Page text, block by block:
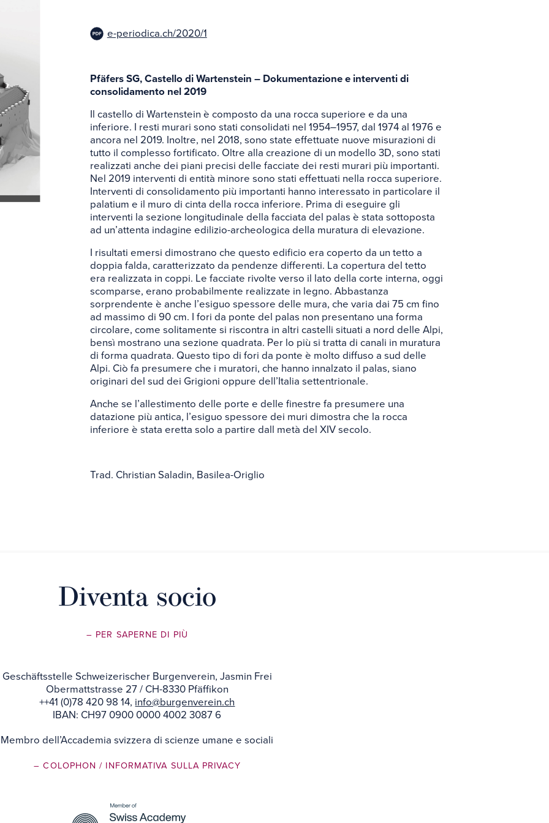
e-periodica.ch/2020/1
Pfäfers SG, Castello di Wartenstein – Dokumentazione e interventi di
consolidamento nel 2019
Il castello di Wartenstein è composto da una rocca superiore e da una
inferiore. I resti murari sono stati consolidati nel 1954–1957, dal 1974 al 1976 e
ancora nel 2019. Inoltre, nel 2018, sono state effettuate nuove misurazioni di
tutto il complesso fortificato. Oltre alla creazione di un modello 3D, sono stati
realizzati anche dei piani precisi delle facciate dei resti murari più importanti.
Nel 2019 interventi di entità minore sono stati effettuati nella rocca superiore.
Interventi di consolidamento più importanti hanno interessato in particolare il
palatium e il muro di cinta della rocca inferiore. Prima di eseguire gli
interventi la sezione longitudinale della facciata del palas è stata sottoposta
ad un’attenta indagine edilizio-archeologica della muratura di elevazione.
I risultati emersi dimostrano che questo edificio era coperto da un tetto a
doppia falda, caratterizzato da pendenze differenti. La copertura del tetto
era realizzata in coppi. Le facciate rivolte verso il lato della corte interna, oggi
scomparse, erano probabilmente realizzate in legno. Abbastanza
sorprendente è anche l’esiguo spessore delle mura, che varia dai 75 cm fino
ad massimo di 90 cm. I fori da ponte del palas non presentano una forma
circolare, come solitamente si riscontra in altri castelli situati a nord delle Alpi,
bensì mostrano una sezione quadrata. Per lo più si tratta di canali in muratura
di forma quadrata. Questo tipo di fori da ponte è molto diffuso a sud delle
Alpi. Ciò fa presumere che i muratori, che hanno innalzato il palas, siano
originari del sud dei Grigioni oppure dell’Italia settentrionale.
Anche se l’allestimento delle porte e delle finestre fa presumere una
datazione più antica, l’esiguo spessore dei muri dimostra che la rocca
inferiore è stata eretta solo a partire dall metà del XIV secolo.
Trad. Christian Saladin, Basilea-Origlio
Diventa socio
– PER SAPERNE DI PIÙ
Geschäftsstelle Schweizerischer Burgenverein, Jasmin Frei
Obermattstrasse 27 / CH-8330 Pfäffikon
++41 (0)78 420 98 14, info@burgenverein.ch
IBAN: CH97 0900 0000 4002 3087 6
Membro dell’Accademia svizzera di scienze umane e sociali
– COLOPHON/ INFORMATIVA SULLA PRIVACY